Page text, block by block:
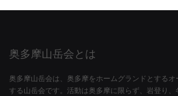
奥多摩山岳会とは
奥多摩山岳会は、奥多摩をホームグランドとする
する山岳会です。活動は奥多摩に限らず、岩登り